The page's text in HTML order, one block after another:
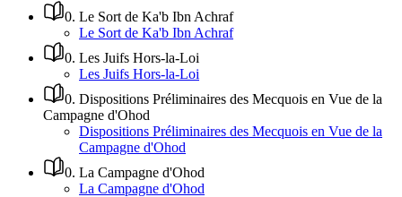
0. Le Sort de Ka'b Ibn Achraf
Le Sort de Ka'b Ibn Achraf
0. Les Juifs Hors-la-Loi
Les Juifs Hors-la-Loi
0. Dispositions Préliminaires des Mecquois en Vue de la
Campagne d'Ohod
Dispositions Préliminaires des Mecquois en Vue de la
Campagne d'Ohod
0. La Campagne d'Ohod
La Campagne d'Ohod